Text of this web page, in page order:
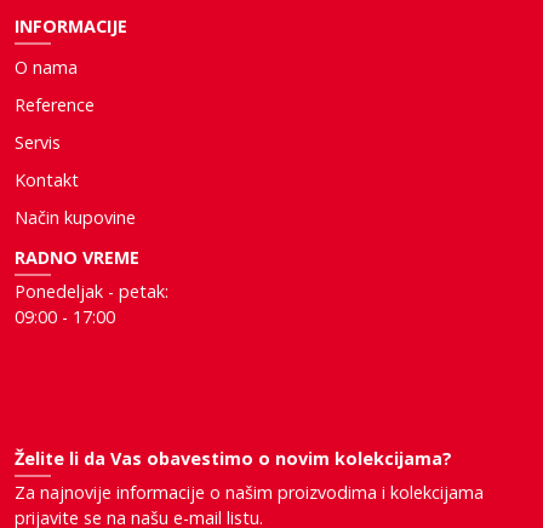
INFORMACIJE
O nama
Reference
Servis
Kontakt
Način kupovine
RADNO VREME
Ponedeljak - petak:
09:00 - 17:00
Želite li da Vas obavestimo o novim kolekcijama?
Za najnovije informacije o našim proizvodima i kolekcijama
prijavite se na našu e-mail listu.